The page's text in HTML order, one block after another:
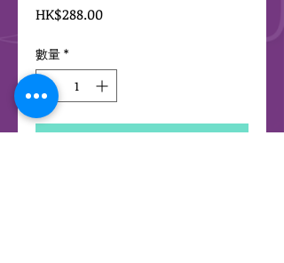
HK$288.00價
數量 *